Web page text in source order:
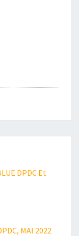
DPDC Et
MAI 2022